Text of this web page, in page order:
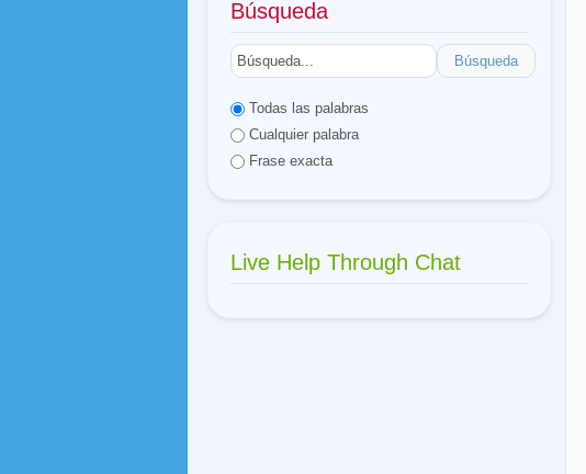
Búsqueda
Búsqueda
Todas las palabras
Cualquier palabra
Frase exacta
Live Help Through Chat